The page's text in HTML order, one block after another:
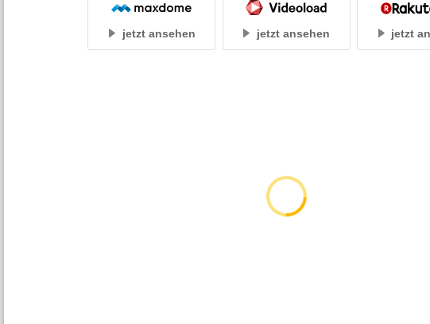
jetzt ansehen jetzt ansehen jetzt